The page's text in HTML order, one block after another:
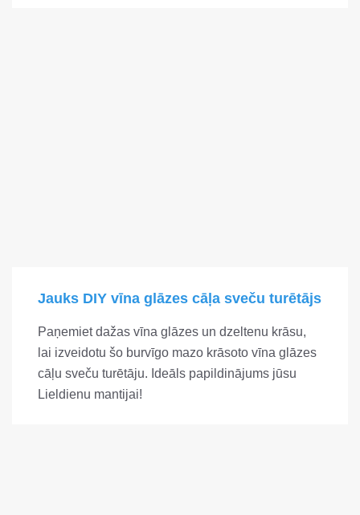
Jauks DIY vīna glāzes cāļa sveču turētājs
Paņemiet dažas vīna glāzes un dzeltenu krāsu,
lai izveidotu šo burvīgo mazo krāsoto vīna glāzes
cāļu sveču turētāju. Ideāls papildinājums jūsu
Lieldienu mantijai!